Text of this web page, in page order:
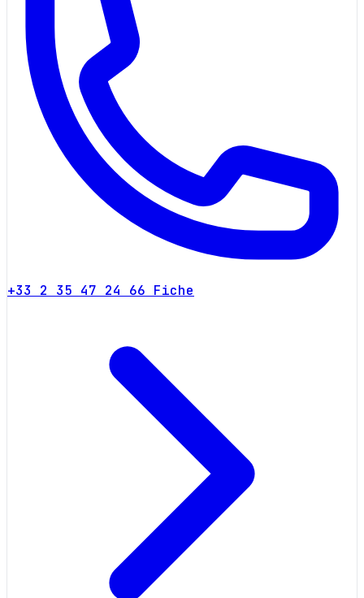
+33 2 35 47 24 66 Fiche